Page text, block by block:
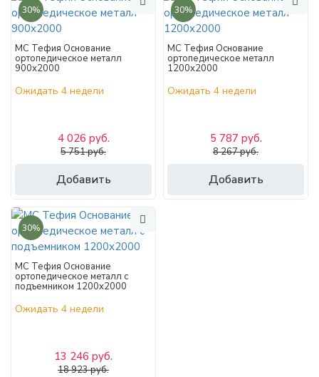
30%
МС Тефия Основание
ортопедическое металл
900х2000
Ожидать 4 недели
Добавить
4 026 руб.
5 751 руб.
30%
МС Тефия Основание
ортопедическое металл
1200х2000
Ожидать 4 недели
Добавить
5 787 руб.
8 267 руб.
30%
МС Тефия Основание
ортопедическое металл с
подъемником 1200х2000
Ожидать 4 недели
13 246 руб.
18 923 руб.